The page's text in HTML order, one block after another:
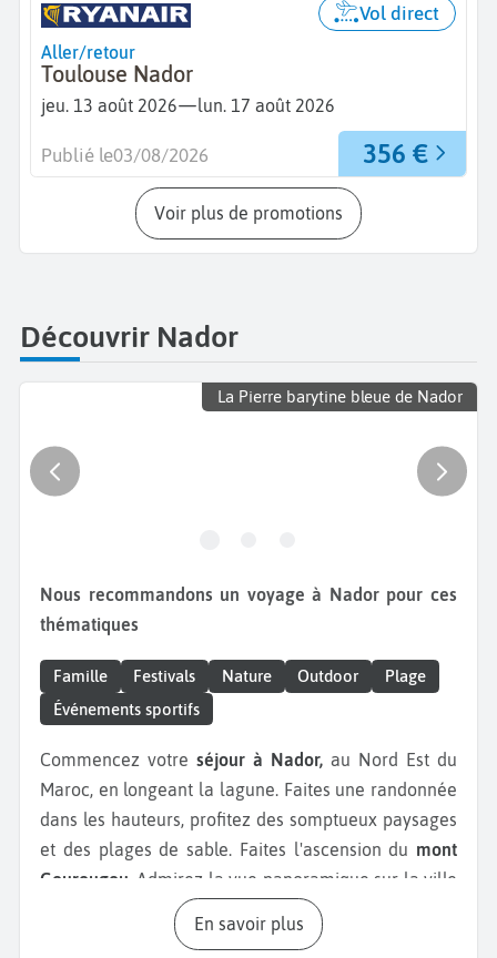
Aller/retour
Toulouse Nador
jeu. 13 août 2026—lun. 17 août 2026
Vol direct
356 €
Publié le03/08/2026
Voir plus de promotions
Découvrir Nador
La Pierre barytine bleue de Nador
Nous recommandons un voyage à Nador pour ces
thématiques
Famille Festivals Nature Outdoor
Plage
Événements sportifs
Commencez votre séjour à Nador, au Nord Est du
Maroc, en longeant la lagune. Faites une randonnée
dans les hauteurs, profitez des somptueux paysages
et des plages de sable. Faites l'ascension du mont
Gourougou. Admirez la vue panoramique sur la ville
et les environs et observez la flore locale riche et
variée. Faites un tour au Cap des Trois Fourches et
En savoir plus